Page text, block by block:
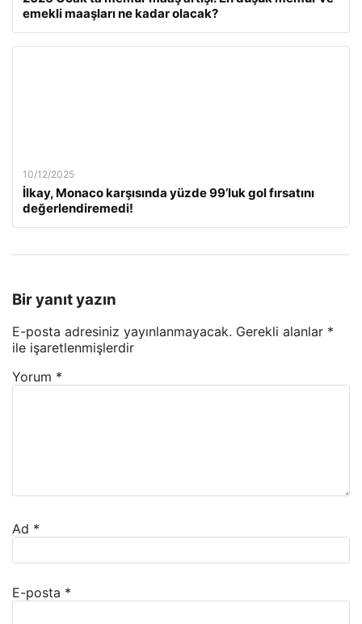
emekli maaşları ne kadar olacak?
10/12/2025
İlkay, Monaco karşısında yüzde 99’luk gol fırsatını
değerlendiremedi!
Bir yanıt yazın
E-posta adresiniz yayınlanmayacak. Gerekli alanlar *
ile işaretlenmişlerdir
Yorum *
Ad *
E-posta *